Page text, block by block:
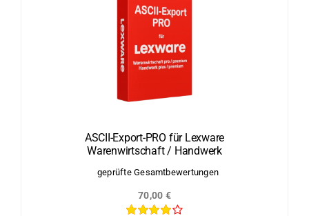
Varianten
können
der
Produktseite
gewählt
ASCII-Export-PRO für Lexware
Warenwirtschaft / Handwerk
geprüfte Gesamtbewertungen
70,00 €